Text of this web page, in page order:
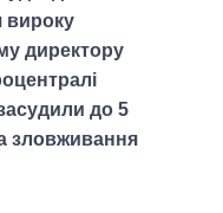
вироку
директору
до 5
зловживання